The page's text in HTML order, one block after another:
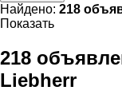
Найдено: 218
Показать
218
Liebherr